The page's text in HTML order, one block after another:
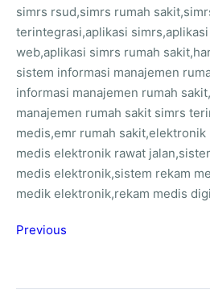
simrs rsud,simrs rumah
terintegrasi,aplikasi
web,aplikasi simrs rumah
sistem informasi manajemen
informasi manajemen rumah
manajemen rumah sakit simrs
medis,emr rumah sakit,elektronik
medis elektronik rawat
medis elektronik,sistem rekam
medik elektronik,rekam medis
Previous